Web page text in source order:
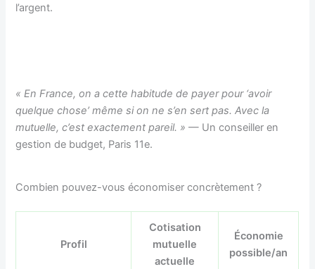
l’argent.
« En France, on a cette habitude de payer pour ‘avoir
quelque chose’ même si on ne s’en sert pas. Avec la
mutuelle, c’est exactement pareil. » — Un conseiller en
gestion de budget, Paris 11e.
Combien pouvez-vous économiser concrètement ?
Profil
Cotisation
mutuelle
actuelle
Économie
possible/an